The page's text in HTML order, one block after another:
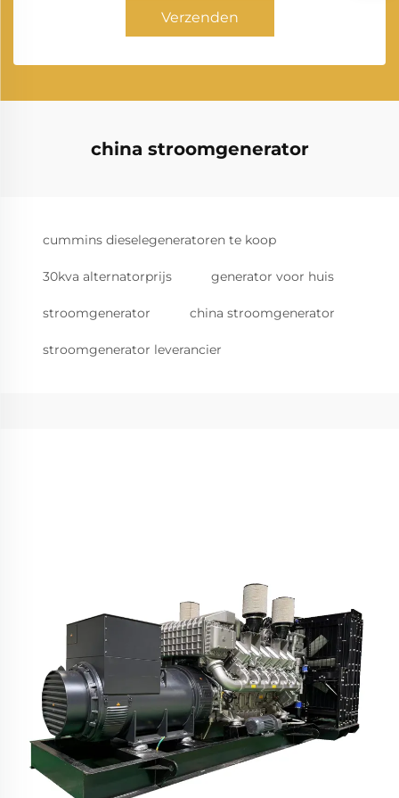
Verzenden
china stroomgenerator
cummins dieselegeneratoren te koop
30kva alternatorprijs generator voor huis
stroomgenerator china stroomgenerator
stroomgenerator leverancier